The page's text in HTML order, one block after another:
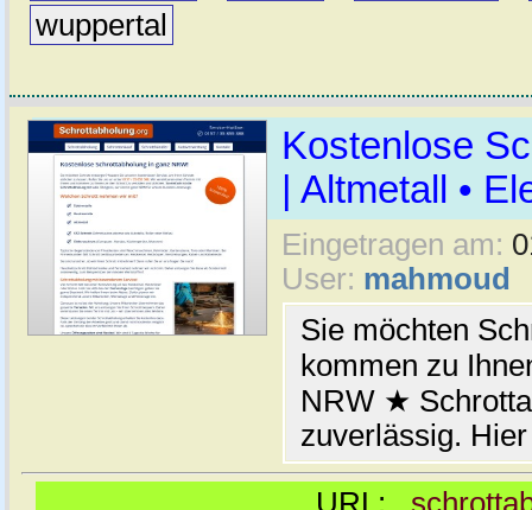
wuppertal
Kostenlose
| Altmetall •
Eingetragen am:
User: mahmoud
Sie möchten
kommen zu
NRW ★
zuverlässig.